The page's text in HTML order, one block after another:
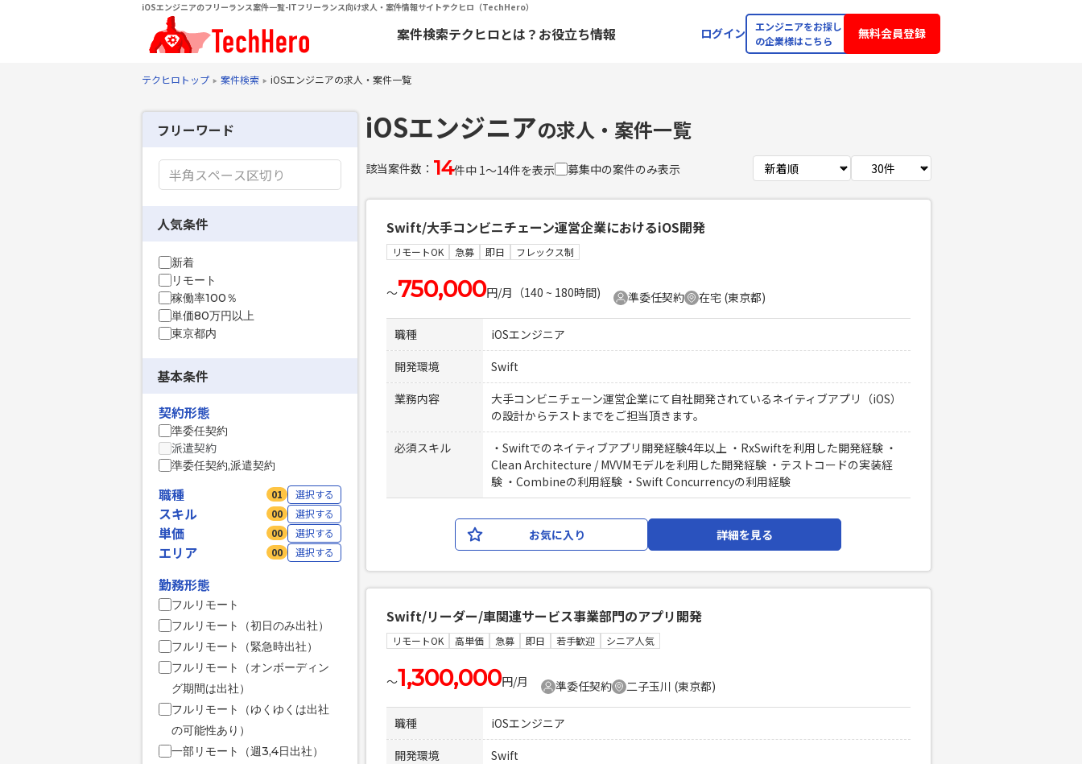
iOSエンジニアのフリーランス案件一覧-ITフリーランス向け求人・案件情報サイトテクヒロ（TechHero）
案件検索テクヒロとは？ お役立ち情報 ログイン
エンジニアをお探し
の企業様はこちら
無料会員登録
テクヒロトップ 案件検索 iOSエンジニアの求人・案件一覧
フリーワード
人気条件
新着
リモート
稼働率100％
単価80万円以上
東京都内
基本条件
契約形態
準委任契約
派遣契約
準委任契約,派遣契約
職種 01 選択する
スキル 00 選択する
単価 00 選択する
エリア 00 選択する
勤務形態
フルリモート
フルリモート（初日のみ出社）
フルリモート（緊急時出社）
フルリモート（オンボーディン
グ期間は出社）
フルリモート（ゆくゆくは出社
の可能性あり）
一部リモート（週3,4日出社）
iOSエンジニアの求人・案件一覧
該当案件数： 14件中 1〜14件を表示 募集中の案件のみ表示
Swift/大手コンビニチェーン運営企業におけるiOS開発
リモートOK 急募 即日 フレックス制
〜750,000円/月（140 ~ 180時間) 準委任契約 在宅 (東京都)
職種
iOSエンジニア
開発環境
Swift
業務内容
大手コンビニチェーン運営企業にて自社開発されているネイティブアプリ（iOS）
の設計からテストまでをご担当頂きます。
必須スキル
・Swiftでのネイティブアプリ開発経験4年以上 ・RxSwiftを利用した開発経験 ・
Clean Architecture / MVVMモデルを利用した開発経験 ・テストコードの実装経
験 ・Combineの利用経験 ・Swift Concurrencyの利用経験
お気に入り 詳細を見る
Swift/リーダー/車関連サービス事業部門のアプリ開発
リモートOK 高単価 急募 即日 若手歓迎 シニア人気
〜1,300,000円/月 準委任契約 二子玉川 (東京都)
職種
iOSエンジニア
開発環境
Swift